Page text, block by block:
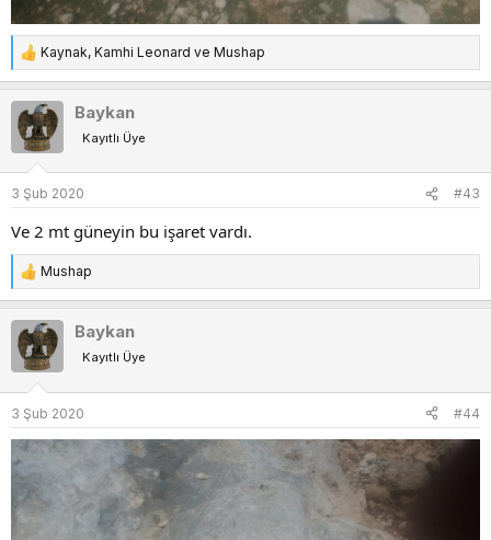
T
e
p
k
i
l
e
Kaynak, Kamhi Leonard ve Mushap
Baykan
Kayıtlı Üye
3 Şub 2020 #43
Ve 2 mt güneyin bu işaret vardı.
T
e
p
k
i
e
:
Mushap
Baykan
Kayıtlı Üye
3 Şub 2020 #44